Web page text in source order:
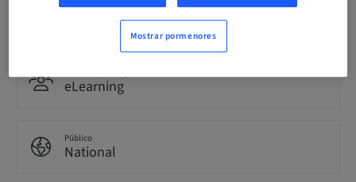
Pontos
0.00 Pontos
eLearning
Público
National
Mostrar pormenores